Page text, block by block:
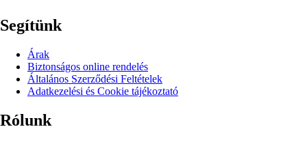
Segítünk
Árak
Biztonságos online rendelés
Általános Szerződési Feltételek
Adatkezelési és Cookie tájékoztató
Rólunk